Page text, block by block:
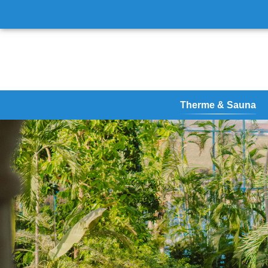
Therme & Sauna
Therme
VitalOase
VitalTherme &
Virtueller Rundgang &
Dein Thermensommer
Therme Erding -